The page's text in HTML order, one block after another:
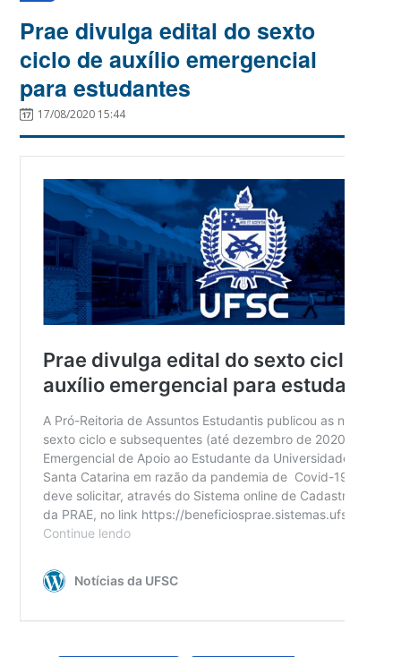
Prae divulga edital do sexto
ciclo de auxílio emergencial
para estudantes
17/08/2020 15:44